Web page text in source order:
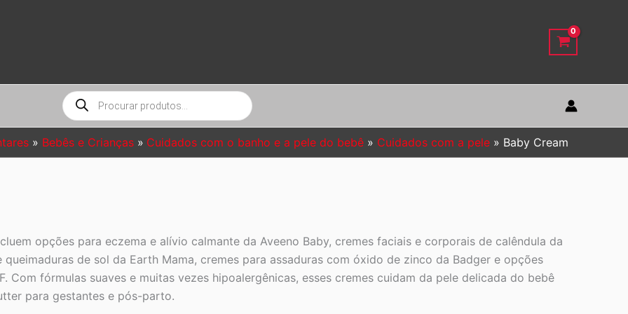
Pesquisar
produtos
Bebês e Crianças Cuidados com o banho e a pele do bebê Cuidados com a pele Baby Cream
opções para eczema e alívio calmante da Aveeno Baby, cremes faciais e corporais de calêndula da
de sol da Earth Mama, cremes para assaduras com óxido de zinco da Badger e opções
Com fórmulas suaves e muitas vezes hipoalergênicas, esses cremes cuidam da pele delicada do bebê
para gestantes e pós-parto.